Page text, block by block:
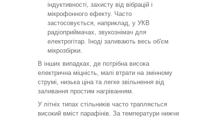
індуктивності, захисту від вібрацій і
мікрофонного ефекту. Часто
застосовується, наприклад, у УКВ
радіоприймачах, звукознімач для
електрогітар. Іноді заливають весь об'єм
мікрозбірки.
В інших випадках, де потрібна висока
електрична міцність, малі втрати на змінному
струмі, низька ціна та легке звільнення від
заливання простим нагріванням.
У літніх типах стільників часто трапляється
високий вміст парафінів. За температури нижче